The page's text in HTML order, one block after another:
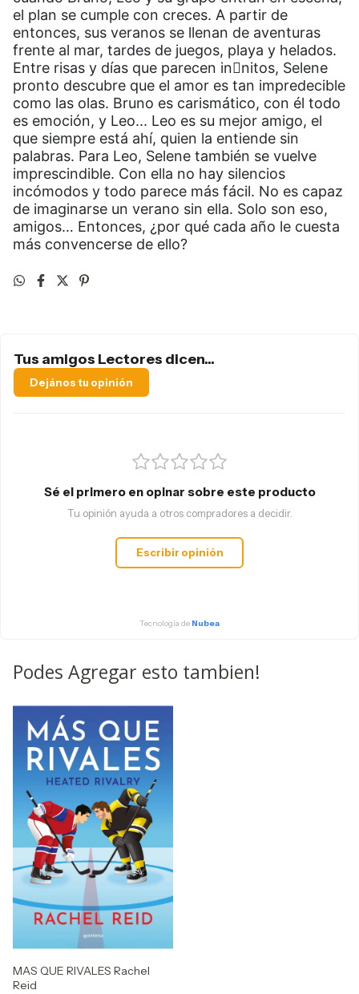
el plan se cumple con creces. A partir de
entonces, sus veranos se llenan de aventuras
frente al mar, tardes de juegos, playa y helados.
Entre risas y días que parecen innitos, Selene
pronto descubre que el amor es tan impredecible
como las olas. Bruno es carismático, con él todo
es emoción, y Leo... Leo es su mejor amigo, el
que siempre está ahí, quien la entiende sin
palabras. Para Leo, Selene también se vuelve
imprescindible. Con ella no hay silencios
incómodos y todo parece más fácil. No es capaz
de imaginarse un verano sin ella. Solo son eso,
amigos… Entonces, ¿por qué cada año le cuesta
más convencerse de ello?
Tus amigos Lectores dicen...
Dejános tu opinión
Sé el primero en opinar sobre este producto
Tu opinión ayuda a otros compradores a decidir.
Escribir opinión
Tecnología de Nubea
Podes Agregar esto tambien!
MAS QUE RIVALES Rachel
Reid